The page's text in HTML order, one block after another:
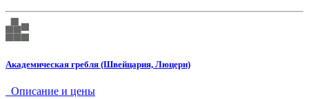
Академическая гребля (Швейцария, Люцерн)
Описание и цены